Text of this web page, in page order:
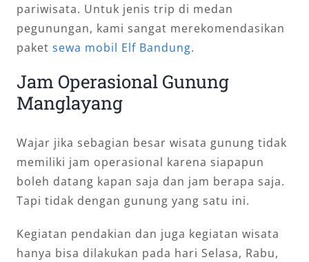
pariwisata. Untuk jenis trip di medan
pegunungan, kami sangat merekomendasikan
paket sewa mobil Elf Bandung.
Jam Operasional Gunung
Manglayang
Wajar jika sebagian besar wisata gunung tidak
memiliki jam operasional karena siapapun
boleh datang kapan saja dan jam berapa saja.
Tapi tidak dengan gunung yang satu ini.
Kegiatan pendakian dan juga kegiatan wisata
hanya bisa dilakukan pada hari Selasa, Rabu,